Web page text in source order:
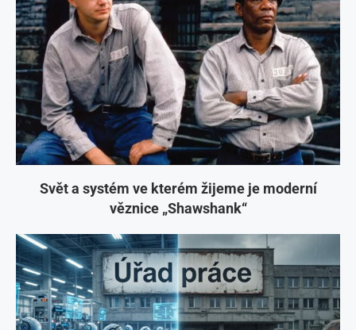
Svět a systém ve kterém žijeme je moderní
věznice „Shawshank“